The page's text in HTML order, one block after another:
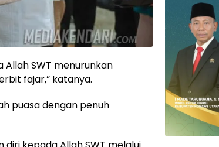
Allah SWT menurunkan
fajar,” katanya.
puasa dengan penuh